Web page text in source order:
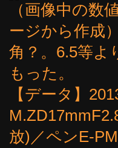
（画像中の数
ージから作成
角？。6.5等よ
もった。
【データ】
放)／ペンE-